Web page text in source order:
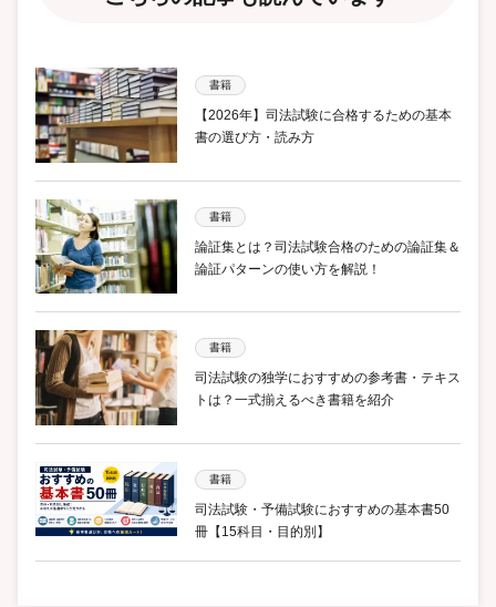
書籍
【2026年】司法試験に合格するための基本
書の選び方・読み方
書籍
論証集とは？司法試験合格のための論証集＆
論証パターンの使い方を解説！
書籍
司法試験の独学におすすめの参考書・テキス
トは？一式揃えるべき書籍を紹介
書籍
司法試験・予備試験におすすめの基本書50
冊【15科目・目的別】